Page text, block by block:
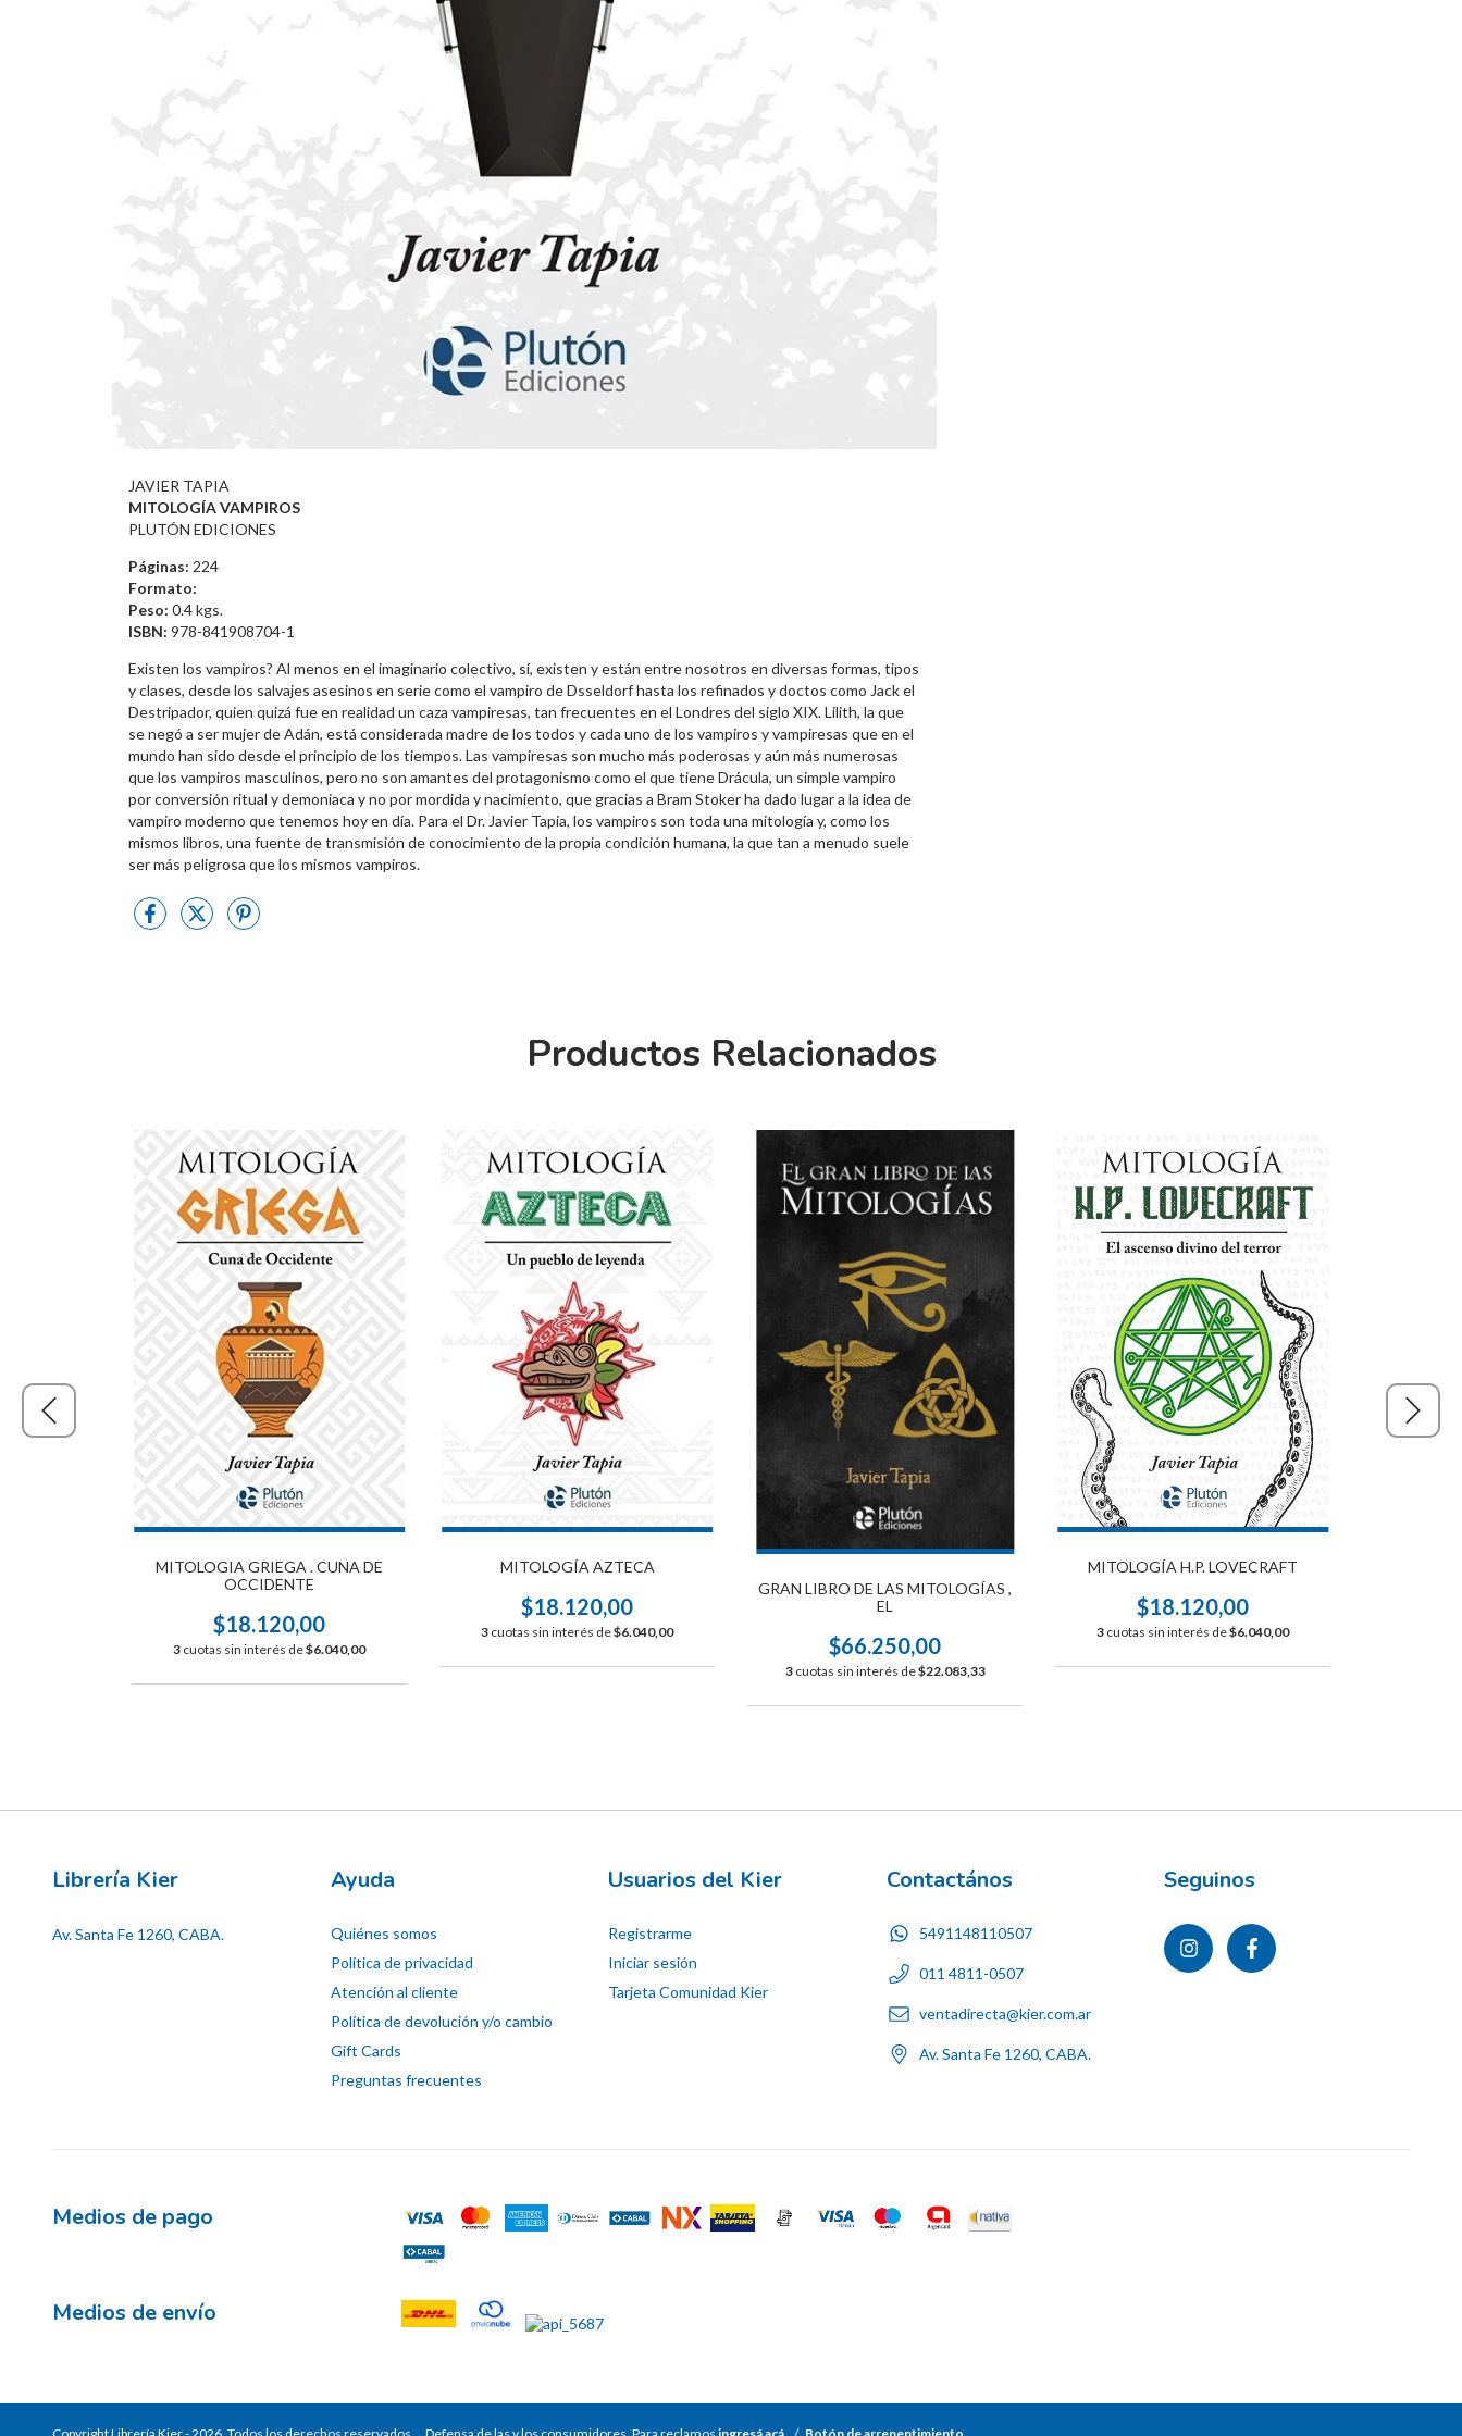
JAVIER TAPIA
MITOLOGÍA VAMPIROS
PLUTÓN EDICIONES
Páginas: 224
Formato:
Peso: 0.4 kgs.
ISBN: 978-841908704-1
Existen los vampiros? Al menos en el imaginario colectivo, sí, existen y están entre nosotros en diversas formas, tipos
y clases, desde los salvajes asesinos en serie como el vampiro de Dsseldorf hasta los refinados y doctos como Jack el
Destripador, quien quizá fue en realidad un caza vampiresas, tan frecuentes en el Londres del siglo XIX. Lilith, la que
se negó a ser mujer de Adán, está considerada madre de los todos y cada uno de los vampiros y vampiresas que en el
mundo han sido desde el principio de los tiempos. Las vampiresas son mucho más poderosas y aún más numerosas
que los vampiros masculinos, pero no son amantes del protagonismo como el que tiene Drácula, un simple vampiro
por conversión ritual y demoniaca y no por mordida y nacimiento, que gracias a Bram Stoker ha dado lugar a la idea de
vampiro moderno que tenemos hoy en día. Para el Dr. Javier Tapia, los vampiros son toda una mitología y, como los
mismos libros, una fuente de transmisión de conocimiento de la propia condición humana, la que tan a menudo suele
ser más peligrosa que los mismos vampiros.
Productos Relacionados
MITOLOGIA GRIEGA . CUNA DE
OCCIDENTE
$18.120,00
3 cuotas sin interés de$6.040,00
MITOLOGÍA AZTECA
$18.120,00
3 cuotas sin interés de$6.040,00
GRAN LIBRO DE LAS MITOLOGÍAS ,
EL
$66.250,00
3 cuotas sin interés de$22.083,33
MITOLOGÍA H.P. LOVECRAFT
$18.120,00
3 cuotas sin interés de$6.040,00
Librería Kier
Av. Santa Fe 1260, CABA.
Ayuda
Quiénes somos
Política de privacidad
Atención al cliente
Política de devolución y/o cambio
Gift Cards
Preguntas frecuentes
Usuarios del Kier
Registrarme
Iniciar sesión
Tarjeta Comunidad Kier
Contactános
5491148110507
011 4811-0507
ventadirecta@kier.com.ar
Av. Santa Fe 1260, CABA.
Seguinos
Medios de pago
Medios de envío